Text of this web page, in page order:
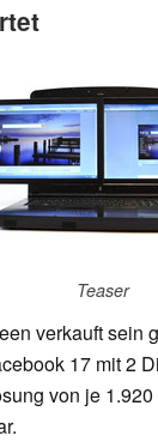
Teaser
verkauft sein
17 mit 2
von je